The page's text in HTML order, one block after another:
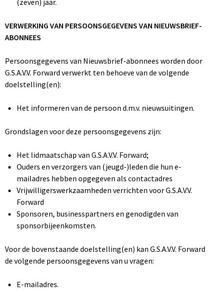
(zeven) jaar.
VERWERKING VAN PERSOONSGEGEVENS VAN NIEUWSBRIEF-
ABONNEES
Persoonsgegevens van Nieuwsbrief-abonnees worden door
G.S.A.V.V. Forward verwerkt ten behoeve van de volgende
doelstelling(en):
Het informeren van de persoon d.m.v. nieuwsuitingen.
Grondslagen voor deze persoonsgegevens zijn:
Het lidmaatschap van G.S.A.V.V. Forward;
Ouders en verzorgers van (jeugd-)leden die hun e-
mailadres hebben opgegeven als contactadres
Vrijwilligerswerkzaamheden verrichten voor G.S.A.V.V.
Forward
Sponsoren, businesspartners en genodigden van
sponsorbijeenkomsten.
Voor de bovenstaande doelstelling(en) kan G.S.A.V.V. Forward
de volgende persoonsgegevens van u vragen:
E-mailadres.